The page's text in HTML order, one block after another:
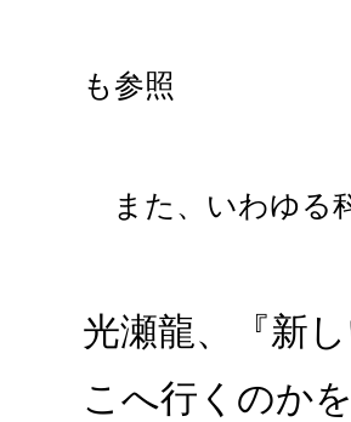
も参照
また、いわゆる
光瀬龍、『新
こへ行くのか